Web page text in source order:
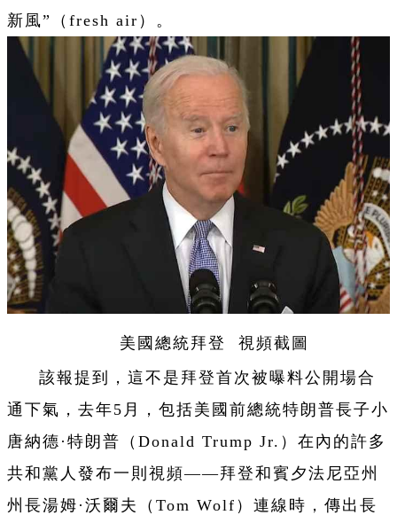
新風”（fresh air）。
美國總統拜登 視頻截圖
該報提到，這不是拜登首次被曝料公開場合
通下氣，去年5月，包括美國前總統特朗普長子小
唐納德·特朗普（Donald Trump Jr.）在內的許多
共和黨人發布一則視頻——拜登和賓夕法尼亞州
州長湯姆·沃爾夫（Tom Wolf）連線時，傳出長